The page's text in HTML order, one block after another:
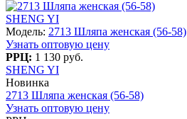
SHENG YI
Модель: 2713 Шляпа женская (56-58)
Узнать оптовую цену
РРЦ: 1 130 руб.
SHENG YI
Новинка
2713 Шляпа женская (56-58)
Узнать оптовую цену